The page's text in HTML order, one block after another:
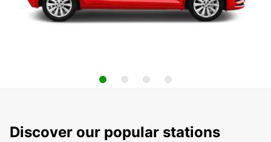
Discover our popular stations